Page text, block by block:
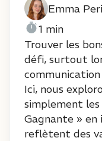
Emma
1 min
Trouver les
défi, surtout
Ici, nous
simplement
Gagnante »
reflètent des